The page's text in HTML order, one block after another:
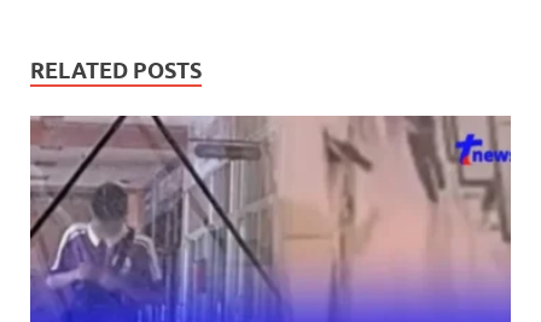
RELATED POSTS